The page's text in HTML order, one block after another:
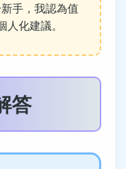
手，我認為值
化建議。
答